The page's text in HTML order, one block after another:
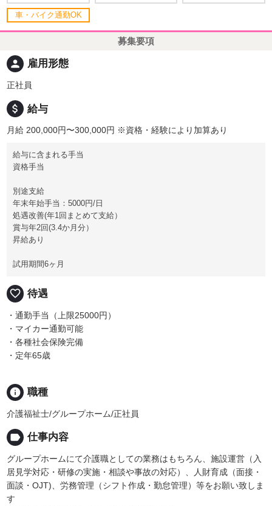
車・バイク通勤OK
募集要項
person 雇用形態
正社員
attach_money 給与
月給 200,000円〜300,000円 ※資格・経験により加算あり
給与に含まれる手当
資格手当
別途支給
年末年始手当：5000円/日
処遇改善(年1回まとめて支給）
賞与年2回(3.4か月分）
昇給あり
試用期間6ヶ月
favorite_border 待遇
・通勤手当（上限25000円）
・マイカー通勤可能
・各種社会保険完備
・定年65歳
info 職種
介護福祉士/グループホーム/正社員
label 仕事内容
グループホームにて介護職としての業務はもちろん、施設運営（入
居見学対応・研修の実施・相談や事故の対応）、人財育成（面接・
面談・OJT)、労務管理（シフト作成・勤怠管理）等をお願い致しま
す